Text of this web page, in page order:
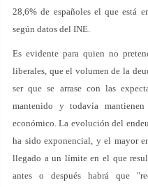
28,6% de españoles el que está
según datos del INE.
Es evidente para quien no
liberales, que el volumen de la
ser que se arrase con las
mantenido y todavía
económico. La evolución del
ha sido exponencial, y el mayor
llegado a un límite en el que
antes o después habrá que